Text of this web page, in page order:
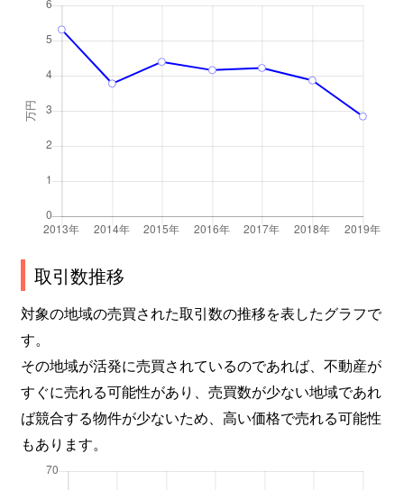
取引数推移
対象の地域の売買された取引数の推移を表したグラフで
す。
その地域が活発に売買されているのであれば、不動産が
すぐに売れる可能性があり、売買数が少ない地域であれ
ば競合する物件が少ないため、高い価格で売れる可能性
もあります。